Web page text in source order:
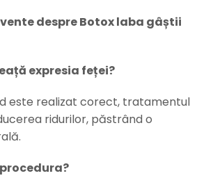
despre Botox laba gâștii
expresia feței?
este realizat corect, tratamentul
ridurilor, păstrând o